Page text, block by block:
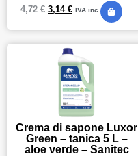
4,72€ 3,14 € IVA inc.
Crema di sapone Luxor
Green – tanica 5 L –
aloe verde – Sanitec